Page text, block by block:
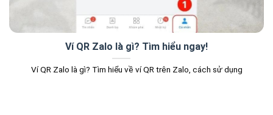
Ví QR Zalo là gì? Tìm hiểu ngay!
Ví QR Zalo là gì? Tìm hiểu về ví QR trên Zalo, cách sử dụng